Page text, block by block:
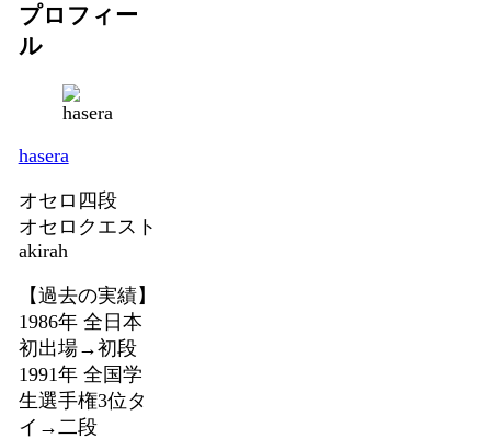
プロフィー
ル
hasera
オセロ四段
オセロクエスト
akirah
【過去の実績】
1986年 全日本
初出場→初段
1991年 全国学
生選手権3位タ
イ→二段